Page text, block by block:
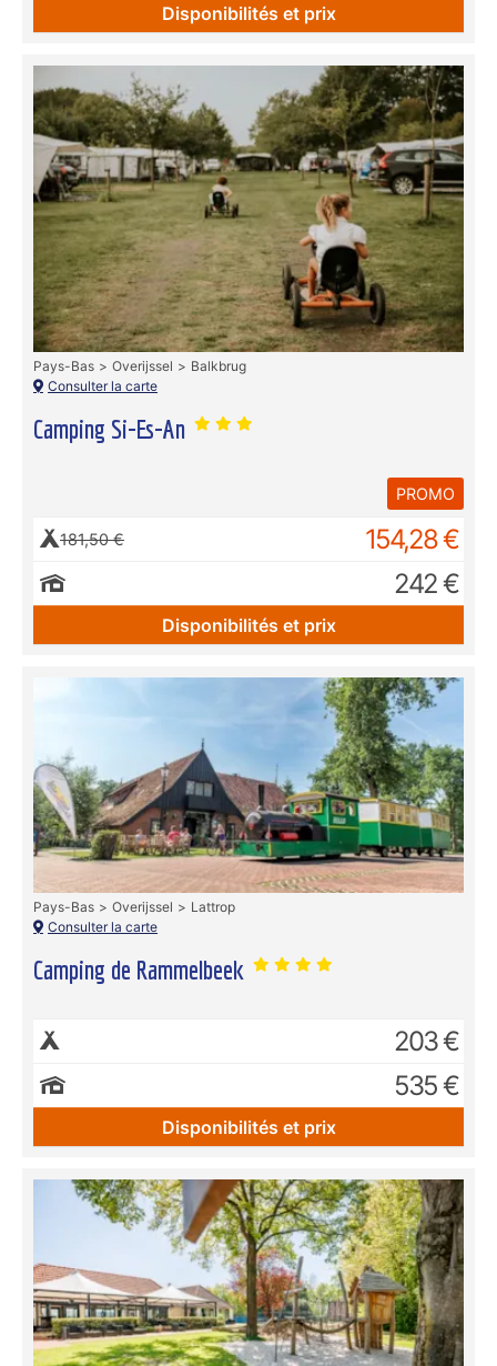
Disponibilités et prix
Camping Si-Es-An
Pays-Bas Overijssel
Balkbrug
Consulter la carte
PROMO
181,50 €
154,28 €
242 €
Disponibilités et prix
Camping de Rammelbeek
Pays-Bas Overijssel
Lattrop
Consulter la carte
203 €
535 €
Disponibilités et prix